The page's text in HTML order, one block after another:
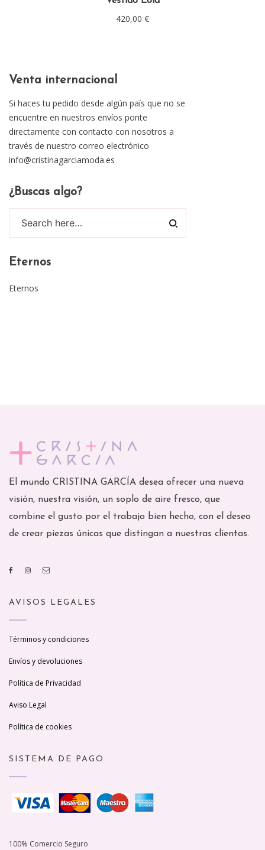
420,00 €
Venta internacional
Si haces tu pedido desde algún país que no se
encuentre en nuestros envíos ponte
directamente con contacto con nosotros a
través de nuestro correo electrónico
info@cristinagarciamoda.es
¿Buscas algo?
Eternos
Eternos
El mundo CRISTINA GARCÍA desea ofrecer una nueva
visión, nuestra visión, un soplo de aire fresco, que
combine el gusto por el trabajo bien hecho, con el deseo
de crear piezas únicas que distingan a nuestras clientas.
AVISOS LEGALES
Términos y condiciones
Envíos y devoluciones
Política de Privacidad
Aviso Legal
Política de cookies
SISTEMA DE PAGO
100% Comercio Seguro